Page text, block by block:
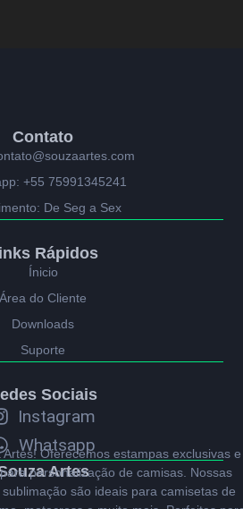
Artes
Oferecemos estampas exclusivas e
personalização de camisas. Nossas
são ideais para camisetas de
Contato
+55 75991345241
De Seg a Sex
Sociais
Instagram
Whatsapp
Rápidos
Ínicio
Área do Cliente
Downloads
Suporte